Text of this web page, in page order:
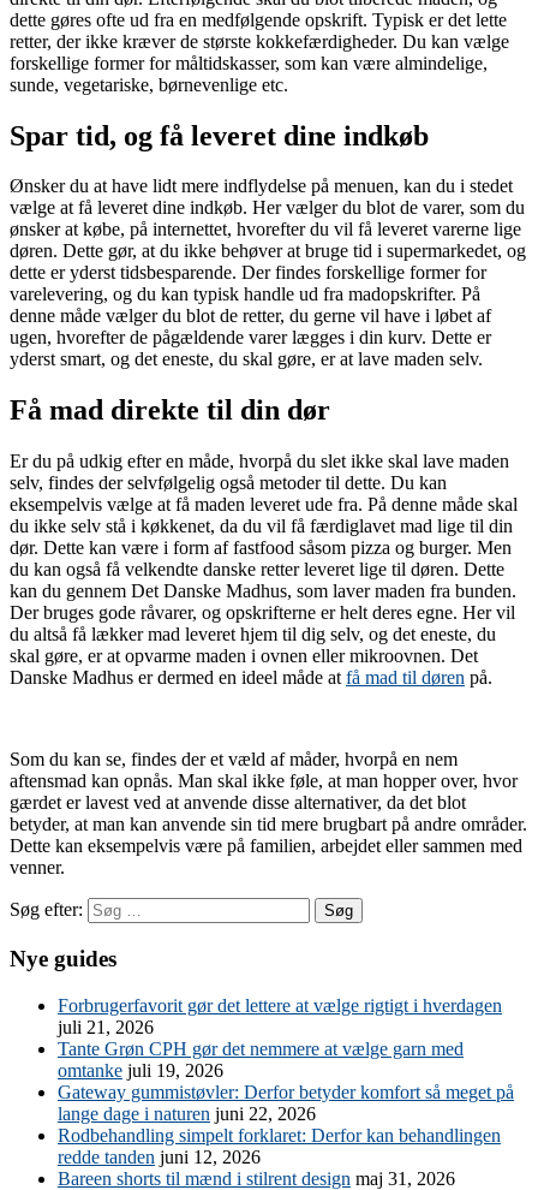
dette gøres ofte ud fra en medfølgende opskrift. Typisk er det lette
retter, der ikke kræver de største kokkefærdigheder. Du kan vælge
forskellige former for måltidskasser, som kan være almindelige,
sunde, vegetariske, børnevenlige etc.
Spar tid, og få leveret dine indkøb
Ønsker du at have lidt mere indflydelse på menuen, kan du i stedet
vælge at få leveret dine indkøb. Her vælger du blot de varer, som du
ønsker at købe, på internettet, hvorefter du vil få leveret varerne lige
døren. Dette gør, at du ikke behøver at bruge tid i supermarkedet, og
dette er yderst tidsbesparende. Der findes forskellige former for
varelevering, og du kan typisk handle ud fra madopskrifter. På
denne måde vælger du blot de retter, du gerne vil have i løbet af
ugen, hvorefter de pågældende varer lægges i din kurv. Dette er
yderst smart, og det eneste, du skal gøre, er at lave maden selv.
Få mad direkte til din dør
Er du på udkig efter en måde, hvorpå du slet ikke skal lave maden
selv, findes der selvfølgelig også metoder til dette. Du kan
eksempelvis vælge at få maden leveret ude fra. På denne måde skal
du ikke selv stå i køkkenet, da du vil få færdiglavet mad lige til din
dør. Dette kan være i form af fastfood såsom pizza og burger. Men
du kan også få velkendte danske retter leveret lige til døren. Dette
kan du gennem Det Danske Madhus, som laver maden fra bunden.
Der bruges gode råvarer, og opskrifterne er helt deres egne. Her vil
du altså få lækker mad leveret hjem til dig selv, og det eneste, du
skal gøre, er at opvarme maden i ovnen eller mikroovnen. Det
Danske Madhus er dermed en ideel måde at få mad til døren på.
Som du kan se, findes der et væld af måder, hvorpå en nem
aftensmad kan opnås. Man skal ikke føle, at man hopper over, hvor
gærdet er lavest ved at anvende disse alternativer, da det blot
betyder, at man kan anvende sin tid mere brugbart på andre områder.
Dette kan eksempelvis være på familien, arbejdet eller sammen med
venner.
Søg efter:
Nye guides
Forbrugerfavorit gør det lettere at vælge rigtigt i hverdagen
juli 21, 2026
Tante Grøn CPH gør det nemmere at vælge garn med
omtanke juli 19, 2026
Gateway gummistøvler: Derfor betyder komfort så meget på
lange dage i naturen juni 22, 2026
Rodbehandling simpelt forklaret: Derfor kan behandlingen
redde tanden juni 12, 2026
Bareen shorts til mænd i stilrent design maj 31, 2026